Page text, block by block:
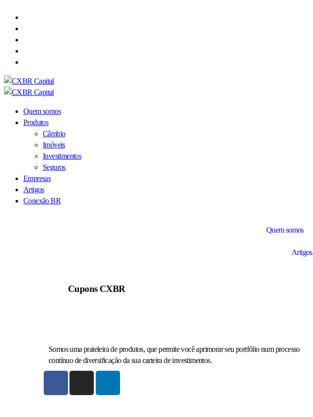
Quem somos
Produtos
Câmbio
Imóveis
Investimentos
Seguros
Empresas
Artigos
Conexão BR
Quem somos
Artigos
Cupons CXBR
Somos uma prateleira de produtos, que permite você aprimorar seu portfólio num processo
contínuo de diversificação da sua carteira de investimentos.​